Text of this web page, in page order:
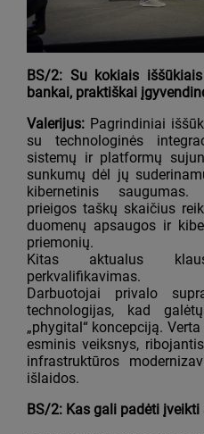
BS/2: Su kokiais
bankai, praktiškai
Valerijus: Pagrindiniai
su technologinės
sistemų ir platformų
sunkumų dėl jų
kibernetinis saugumas.
prieigos taškų skaičius
duomenų apsaugos ir
priemonių.
Kitas aktualus
perkvalifikavimas.
Darbuotojai privalo
technologijas, kad
„phygital“ koncepciją.
esminis veiksnys,
infrastruktūros
išlaidos.
BS/2: Kas gali padėti